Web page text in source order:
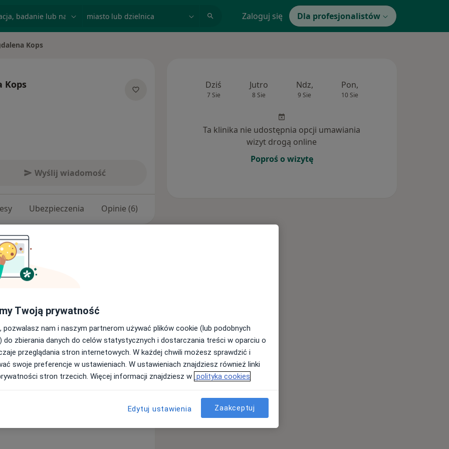
Zaloguj się Dla profesjonalistów
Kops
Kops
Wyślij wiadomość
Ubezpieczenia Opinie (6)
Wykonuje zabiegi w
GAZIE ROZWESELAJĄCYM,
nieograniczone
ŚLĄSKIEGO
DLA LEKARZY
LECZENIA DZIECI
ZNIECZULENIA W
GAZU ROZWESELAJĄCEGO w
Dziś
7 Sie
Jutro
8 Sie
Ndz,
9 Sie
Pon,
10 Sie
Ta klinika nie udostępnia opcji umawiania
wizyt drogą online
Poproś o wizytę
Twoją prywatność
pozwalasz nam i naszym partnerom używać plików cookie (lub podobnych
do zbierania danych do celów statystycznych i dostarczania treści w oparciu o
przeglądania stron internetowych. W każdej chwili możesz sprawdzić i
swoje preferencje w ustawieniach. W ustawieniach znajdziesz również linki
stron trzecich. Więcej informacji znajdziesz w polityka cookies
Edytuj ustawienia Zaakceptuj